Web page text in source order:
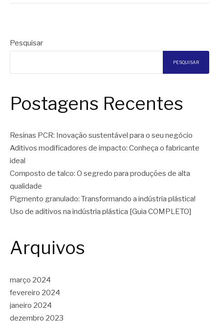
Pesquisar
PESQUISAR
Postagens Recentes
Resinas PCR: Inovação sustentável para o seu negócio
Aditivos modificadores de impacto: Conheça o fabricante
ideal
Composto de talco: O segredo para produções de alta
qualidade
Pigmento granulado: Transformando a indústria plástica!
Uso de aditivos na indústria plástica [Guia COMPLETO]
Arquivos
março 2024
fevereiro 2024
janeiro 2024
dezembro 2023